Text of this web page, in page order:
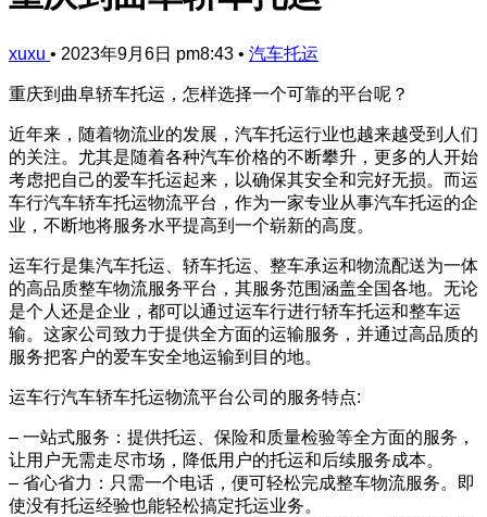
xuxu • 2023年9月6日 pm8:43 • 汽车托运
重庆到曲阜轿车托运，怎样选择一个可靠的平台呢？
近年来，随着物流业的发展，汽车托运行业也越来越受到人们
的关注。尤其是随着各种汽车价格的不断攀升，更多的人开始
考虑把自己的爱车托运起来，以确保其安全和完好无损。而运
车行汽车轿车托运物流平台，作为一家专业从事汽车托运的企
业，不断地将服务水平提高到一个崭新的高度。
运车行是集汽车托运、轿车托运、整车承运和物流配送为一体
的高品质整车物流服务平台，其服务范围涵盖全国各地。无论
是个人还是企业，都可以通过运车行进行轿车托运和整车运
输。这家公司致力于提供全方面的运输服务，并通过高品质的
服务把客户的爱车安全地运输到目的地。
运车行汽车轿车托运物流平台公司的服务特点:
– 一站式服务：提供托运、保险和质量检验等全方面的服务，
让用户无需走尽市场，降低用户的托运和后续服务成本。
– 省心省力：只需一个电话，便可轻松完成整车物流服务。即
使没有托运经验也能轻松搞定托运业务。